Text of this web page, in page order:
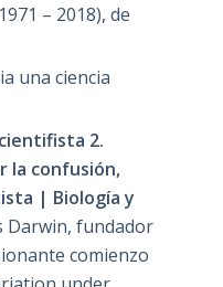
– 2018), de
una ciencia
2.
la confusión,
| Biología y
Darwin, fundador
comienzo